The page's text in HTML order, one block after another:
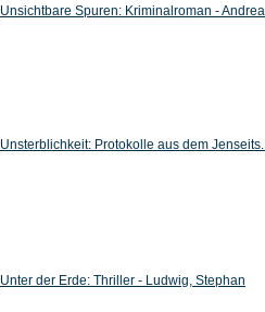
Unsichtbare Spuren: Kriminalroman -
Unsterblichkeit: Protokolle aus dem
Unter der Erde: Thriller - Ludwig, Stephan